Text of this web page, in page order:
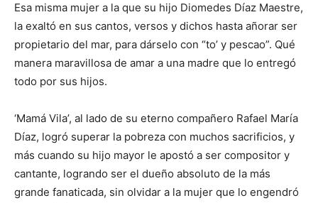
Esa misma mujer a la que su hijo Diomedes Díaz Maestre,
la exaltó en sus cantos, versos y dichos hasta añorar ser
propietario del mar, para dárselo con “to’ y pescao”. Qué
manera maravillosa de amar a una madre que lo entregó
todo por sus hijos.
‘Mamá Vila’, al lado de su eterno compañero Rafael María
Díaz, logró superar la pobreza con muchos sacrificios, y
más cuando su hijo mayor le apostó a ser compositor y
cantante, logrando ser el dueño absoluto de la más
grande fanaticada, sin olvidar a la mujer que lo engendró